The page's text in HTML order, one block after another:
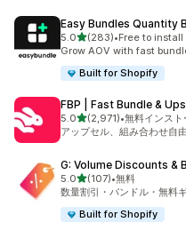
Easy Bundles Quantity
5.05つ星中
(283)
合計レビュー数：283件
•Free to install
Grow AOV with fast
Built for Shopify
FBP | Fast Bundle &
5.05つ星中
(2,971)
合計レビュー数：2971件
•無料インスト
アップセル、組み合わせ自
G: Volume Discounts &
5.05つ星中
(107)
合計レビュー数：107件
•無料
数量割引・バンドル・無料
Built for Shopify